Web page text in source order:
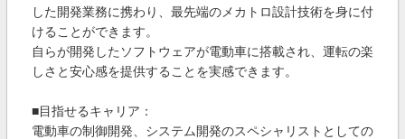
した開発業務に携わり、最先端のメカトロ設計技術を身に付
けることができます。
自らが開発したソフトウェアが電動車に搭載され、運転の楽
しさと安心感を提供することを実感できます。
■目指せるキャリア：
電動車の制御開発、システム開発のスペシャリストとしての